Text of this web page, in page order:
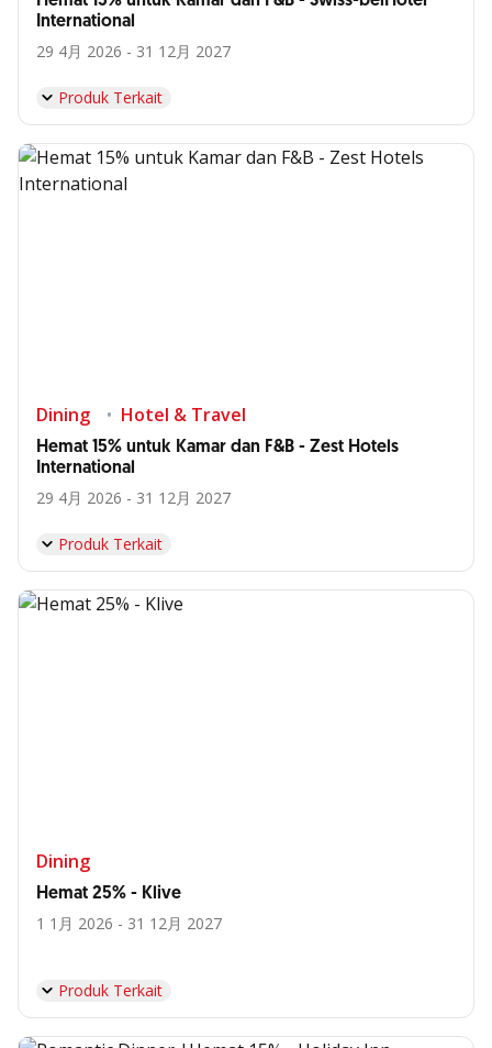
International
29 4月 2026 - 31 12月 2027
Produk Terkait
Dining Hotel & Travel
Hemat 15% untuk Kamar dan F&B - Zest Hotels
International
29 4月 2026 - 31 12月 2027
Produk Terkait
Dining
Hemat 25% - Klive
1 1月 2026 - 31 12月 2027
Produk Terkait